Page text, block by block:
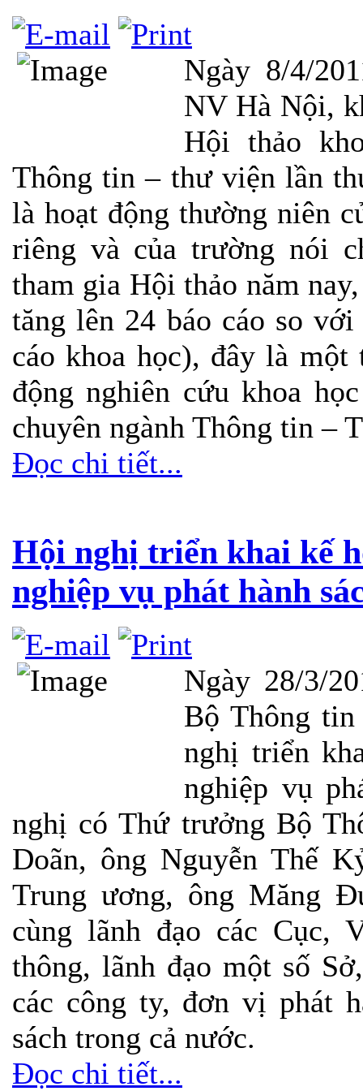
Ngày 8/4/
NV Hà Nội,
Hội thảo
Thông tin – thư viện lần
là hoạt động thường niên
riêng và của trường nói
tham gia Hội thảo năm
tăng lên 24 báo cáo so
cáo khoa học), đây là
động nghiên cứu khoa
chuyên ngành Thông tin –
Đọc chi tiết...
Hội nghị triển khai kế
nghiệp vụ phát hành
Ngày 28/3/
Bộ Thông
nghị triển
nghiệp vụ
nghị có Thứ trưởng Bộ
Doãn, ông Nguyễn Thế
Trung ương, ông Măng
cùng lãnh đạo các Cục,
thông, lãnh đạo một số
các công ty, đơn vị phát
sách trong cả nước.
Đọc chi tiết...